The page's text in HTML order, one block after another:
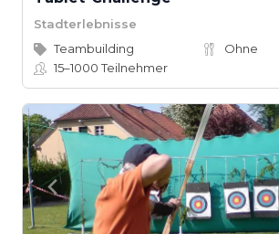
Stadterlebnisse
Teambuilding
Ohne
15–1000Teilnehmer